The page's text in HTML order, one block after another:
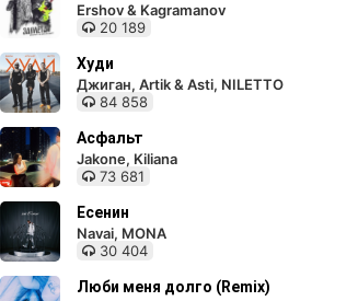
Ershov & Kagramanov
20 189
Худи
Джиган, Artik & Asti, NILETTO
84 858
Асфальт
Jakone, Kiliana
73 681
Есенин
Navai, MONA
30 404
Люби меня долго (Remix)